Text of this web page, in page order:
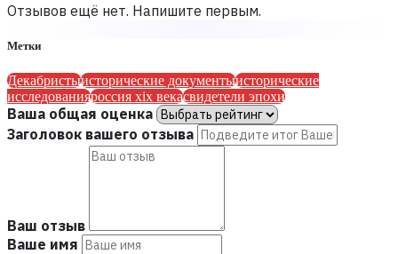
Отзывов ещё нет. Напишите первым.
Метки
Декабристыисторические документыисторические
исследованияроссия xix векасвидетели эпохи
Ваша общая оценка
Заголовок вашего отзыва
Ваш отзыв
Ваше имя